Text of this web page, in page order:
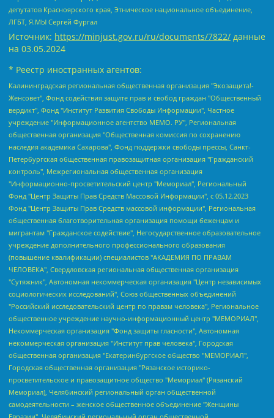
депутатов Красноярского края, Этническое национальное объединение,
ЛГБТ, Я.МЫ Сергей Фургал
Источник: https://minjust.gov.ru/ru/documents/7822/ данные
на 03.05.2024
* Реестр иностранных агентов:
Калининградская региональная общественная организация "Экозащита!-Женсовет", Фонд содействия защите прав и свобод граждан "Общественный вердикт", Фонд "Институт Развития Свободы Информации", Частное учреждение "Информационное агентство МЕМО. РУ", Региональная общественная организация "Общественная комиссия по сохранению наследия академика Сахарова", Фонд поддержки свободы прессы, Санкт-Петербургская общественная правозащитная организация "Гражданский контроль", Межрегиональная общественная организация "Информационно-просветительский центр "Мемориал", Региональный Фонд "Центр Защиты Прав Средств Массовой Информации", с 05.12.2023 Фонд "Центр Защиты Прав Средств массовой информации", Региональная общественная благотворительная организация помощи беженцам и мигрантам "Гражданское содействие", Негосударственное образовательное учреждение дополнительного профессионального образования (повышение квалификации) специалистов "АКАДЕМИЯ ПО ПРАВАМ ЧЕЛОВЕКА", Свердловская региональная общественная организация "Сутяжник", Автономная некоммерческая организация "Центр независимых социологических исследований", Союз общественных объединений "Российский исследовательский центр по правам человека", Региональное общественное учреждение научно-информационный центр "МЕМОРИАЛ", Некоммерческая организация "Фонд защиты гласности", Автономная некоммерческая организация "Институт прав человека", Городская общественная организация "Екатеринбургское общество "МЕМОРИАЛ", Городская общественная организация "Рязанское историко-просветительское и правозащитное общество "Мемориал" (Рязанский Мемориал), Челябинский региональный орган общественной самодеятельности – женское общественное объединение "Женщины Евразии", Челябинский региональный орган общественной самодеятельности "Уральская правозащитная группа", Фонд содействия защите здоровья и социальной справедливости имени Андрея Рылькова, Автономная Некоммерческая Организация "Аналитический Центр Юрия Левады", Автономная некоммерческая организация социальной поддержки населения "Проект Апрель", Региональная общественная организация помощи женщинам и детям, находящимся в кризисной ситуации "Информационно-методический центр "Анна", Фонд содействия развитию массовых коммуникаций и правовому просвещению "Так-так-Так", Фонд содействия устойчивому развитию "Серебряная тайга", Свердловский региональный общественный фонд социальных проектов "Новое время", "Idel.Реалии", Кавказ.Реалии, Крым.Реалии, Телеканал Настоящее Время, Татаро-башкирская служба Радио Свобода (Azatliq Radiosi), Радио Свободная Европа/Радио Свобода (PCE/PC), "Сибирь.Реалии", "Фактограф", Благотворительный фонд помощи осужденным и их семьям, Автономная некоммерческая организация "Институт глобализации и социальных движений", Фонд "В защиту прав заключенных", Частное учреждение "Центр поддержки и содействия развитию средств массовой информации", Пензенский региональный общественный благотворительный фонд "Гражданский союз", "Север.Реалии", Некоммерческая организация Фонд "Правовая инициатива", Общество с ограниченной ответственностью "Радио Свободная Европа/Радио Свобода", Чешское информационное агентство "MEDIUM-ORIENT", Красноярская региональная общественная организация "Мы против СПИДа", Камалягин Денис Николаевич, Маркелов Сергей Евгеньевич, Пономарев Лев Александрович, Савицкая Людмила Алексеевна, Автономная некоммерческая организация "Центр по работе с проблемой насилия "НАСИЛИЮ.НЕТ", Межрегиональный профессиональный союз работников здравоохранения "Альянс врачей", Юридическое лицо, зарегистрированное в Латвийской Республике, SIA "Medusa Project" (регистрационный номер 40103797863, дата регистрации 10.06.2014), Некоммерческая организация "Фонд по борьбе с коррупцией", Автономная некоммерческая организация "Институт права и публичной политики", Баданин Роман Сергеевич, Гликин Максим Александрович, Железнова Мария Михайловна, Лукьянова Юлия Сергеевна, Маетная Елизавета Витальевна, Маняхин Петр Борисович, Чуракова Ольга Владимировна, Ярош Юлия Петровна, Юридическое лицо "The Insider SIA", зарегистрированное в Риге, Латвийская Республика (дата регистрации 26.06.2015), являющееся администратором доменного имени интернет-издания "The Insider SIA", https://theins.ru, Постернак Алексей Евгеньевич, Рубин Михаил Аркадьевич, Анин Роман Александрович, Юридическое лицо Istories fonds, зарегистрированное в Латвийской Республике (регистрационный номер 50008295751, дата регистрации 24.02.2020), Великовский Дмитрий Александрович, Долинина Ирина Николаевна, Мароховская Алеся Алексеевна, Шлейнов Роман Юрьевич, Шмагун Олеся Валентиновна, Общество с ограниченной ответственностью "Альтаир 2021", Общество с ограниченной ответственностью "Вега 2021", Общество с ограниченной ответственностью "Главный редактор 2021", Общество с ограниченной ответственностью "Ромашки монолит", Важенков Артем Валерьевич, Ивановская областная общественная организация "Центр гендерных исследований", Гурман Юрий Альбертович, Медиапроект "ОВД-Инфо", Егоров Владимир Владимирович, Жилинский Владимир Александрович, Общество с ограниченной ответственностью "ЗП", Иванова София Юрьевна, Карезина Инна Павловна, Кильтау Екатерина Викторовна, Петров Алексей Викторович, Пискунов Сергей Евгеньевич, Смирнов Сергей Сергеевич, Тихонов Михаил Сергеевич, Общество с ограниченной ответственностью "ЖУРНАЛИСТ-ИНОСТРАННЫЙ АГЕНТ", Арапова Галина Юрьевна, Вольтская Татьяна Анатольевна, Американская компания "Mason G.E.S. Anonymous Foundation" (США), являющаяся владельцем интернет-издания https://mnews.world/, Компания "Stichting Bellingcat", зарегистрированная в Нидерландах (дата регистрации 11.07.2018), Захаров Андрей Вячеславович, Клепиковская Екатерина Дмитриевна, Общество с ограниченной ответственностью "МЕМО", Перл Роман Александрович, Симонов Евгений Алексеевич, Соловьева Елена Анатольевна, Сотников Даниил Владимирович, Сурначева Елизавета Дмитриевна, Автономная некоммерческая организация по защите прав человека и информированию населения "Якутия – Наше Мнение", Общество с ограниченной ответственностью "Москоу диджитал медиа", с 26.01.2023 Общество с ограниченной ответственностью "Чайка Белые сады", Ветошкина Валерия Валерьевна, Заговора Максим Александрович, Межрегиональное общественное движение "Российская ЛГБТ - сеть", Оленичев Максим Владимирович, Павлов Иван Юрьевич, Скворцова Елена Сергеевна, Общество с ограниченной ответственностью "Как бы инагент", Кочетков Игорь Викторович, Общество с ограниченной ответственностью "Честные выборы", Еланчик Олег Александрович, Общество с ограниченной ответственностью "Нобелевский призыв", Гималова Регина Эмилевна, Григорьев Андрей Валерьевич, Григорьева Алина Александровна, Ассоциация по содействию защите прав призывников, альтернативнослужащих и военнослужащих "Правозащитная группа "Гражданин.Армия.Право", Хисамова Регина Фаритовна, Автономная некоммерческая организация по реализации социально-правовых программ "Лилит", Дальневосточное общественное движение "Маяк", Санкт-Петербургская ЛГБТ-инициативная группа "Выход", Инициативная группа ЛГБТ+ "Реверс", Алексеев Андрей Викторович, Бекбулатова Таисия Львовна, Беляев Иван Михайлович, Владыкина Елена Сергеевна, Гельман Марат Александрович, Никульшина Вероника Юрьевна, Толоконникова Надежда Андреевна, Шендерович Виктор Анатольевич, Общество с ограниченной ответственностью "Данное сообщение", Общество с ограниченной ответственностью Издательский дом "Новая глава", Айнбиндер Александра Александровна, Московский комьюнити-центр для ЛГБТ+инициатив, Благотворительный фонд развития филантропии, Deutsche Welle (Германия, Kurt-Schumacher-Strasse 3, 53113 Bonn), Борзунова Мария Михайловна, Воробьев Виктор Викторович, Голубева Анна Львовна, Константинова Алла Михайловна, Малкова Ирина Владимировна, Мурадов Мурад Абдулгалимович, Осетинская Елизавета Николаевна, Понасенков Евгений Николаевич, Ганапольский Матвей Юрьевич, Киселев Евгений Алексеевич, Борухович Ирина Григорьевна, Дремин Иван Тимофеевич, Дубровский Дмитрий Викторович, Красноярская региональная общественная организация поддержки и развития альтернативных образовательных технологий и межкультурных коммуникаций "ИНТЕРРА", Маяковская Екатерина Алексеевна, Фейгин Марк Захарович, Филимонов Андрей Викторович, Дзугкоева Регина Николаевна, Доброхотов Роман Александрович, Дудь Юрий Александрович, Елкин Сергей Владимирович, Кругликов Кирилл Игоревич, Сабунаева Мария Леонидовна, Семенов Алексей Владимирович, Шаинян Карен Багратович, Шульман Екатерина Михайловна, Асафьев Артур Валерьевич, Вахштайн Виктор Семенович, Венедиктов Алексей Алексеевич, Лушникова Екатерина Евгеньевна, Волков Леонид Михайлович, Невзоров Александр Глебович, Пархоменко Сергей Борисович, Сироткин Ярослав Николаевич, Кара-Мурза Владимир Владимирович, Баранова Наталья Владимировна, Гозман Леонид Яковлевич, Кагарлицкий Борис Юльевич, Климарев Михаил Валерьевич, Милов Владимир Станиславович, Автономная некоммерческая организация Краснодарский центр современного искусства "Типография", Моргенштерн Алишер Тагирович, Соболь Любовь Эдуардовна, Общество с ограниченной ответственностью "ЛИЗА НОРМ", Каспаров Гарри Кимович, Ходорковский Михаил Борисович, Общество с ограниченной ответственностью "Апрельские тезисы", Данилович Ирина Брониславовна, Кашин Олег Владимирович, Петров Николай Владимирович, Пивоваров Алексей Владимирович, Соколов Михаил Владимирович, Цветкова Юлия Владимировна, Чичваркин Евгений Александрович, Комитет против пыток/Команда против пыток, Общество с ограниченной ответственностью "Первый научный", Общество с ограниченной ответственностью "Вертолет и ко", Белоцерковская Вероника Борисовна, Кац Максим Евгеньевич, Лазарева Татьяна Юрьевна, Шаведдинов Руслан Табризович, Яшин Илья Валерьевич, Общество с ограниченной ответственностью "Иноагент ААВ", Алешковский Дмитрий Петрович, Альбац Евгения Марковна, Быков Дмитрий Львович, Галямина Юлия Евгеньевна, Лойко Сергей Леонидович, Мартынов Кирилл Константинович, Медведев Сергей Александрович, Крашенинников Федор Геннадиевич, Гордеева Катерина Вл